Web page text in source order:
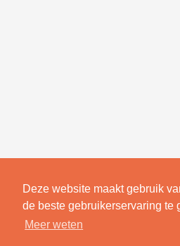
Deze website maakt gebruik
de beste gebruikerservaring te
Meer weten